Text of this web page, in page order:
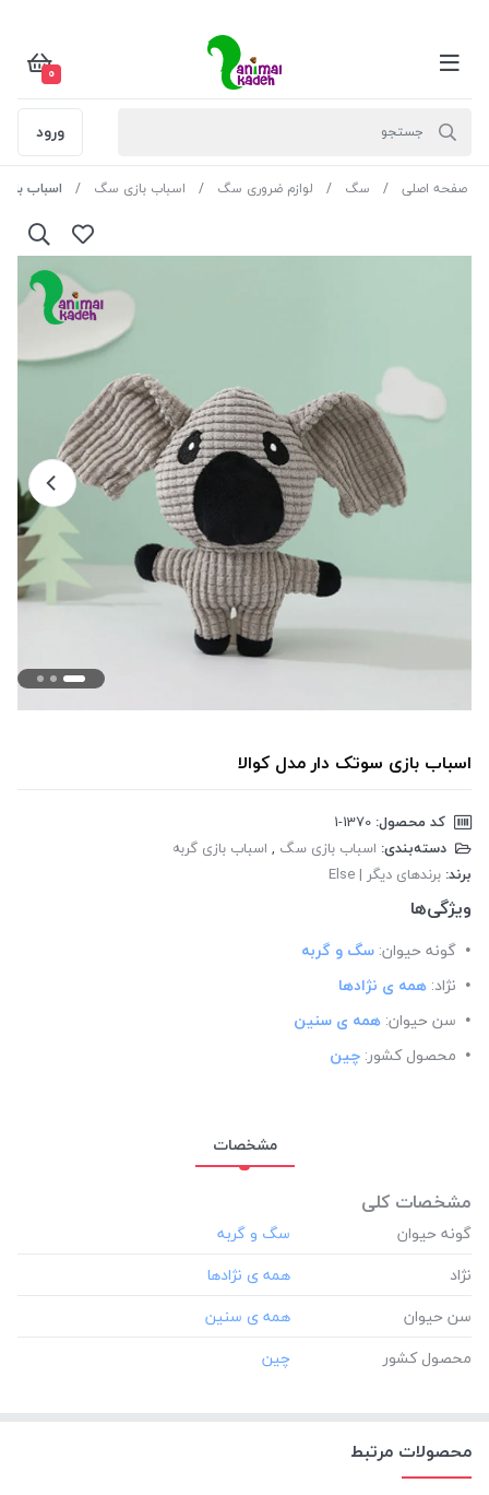
0
ورود
صفحه اصلی سگ لوازم ضروری سگ اسباب بازی سگ اسباب
اسباب بازی سوتک دار مدل کوالا
کد محصول:
دسته‌بندی: اسباب بازی سگ , اسباب بازی گربه
برند: برندهای دیگر | Else
ویژگی‌ها
گونه حیوان: سگ و گربه
نژاد: همه ی نژادها
سن حیوان: همه ی سنین
محصول کشور: چین
مشخصات
مشخصات کلی
گونه حیوان
نژاد
سن حیوان
محصول کشور
محصولات مرتبط